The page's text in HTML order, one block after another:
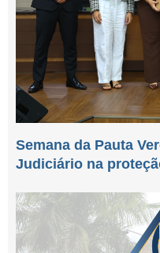
Semana da Pauta
Judiciário na